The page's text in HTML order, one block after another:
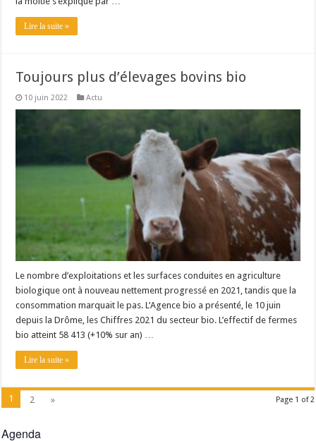
Lire la suite »
Toujours plus d’élevages bovins bio
10 juin 2022 Actu
Le nombre d’exploitations et les surfaces conduites en agriculture
biologique ont à nouveau nettement progressé en 2021, tandis que la
consommation marquait le pas. L’Agence bio a présenté, le 10 juin
depuis la Drôme, les Chiffres 2021 du secteur bio. L’effectif de fermes
bio atteint 58 413 (+10% sur an) …
Lire la suite »
Page 1 of 2
1 2 »
Agenda